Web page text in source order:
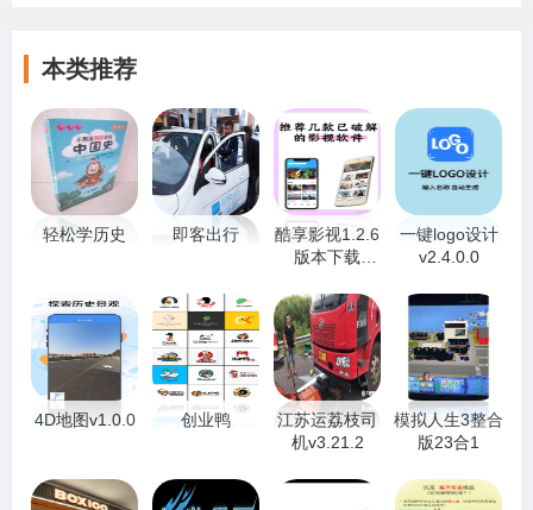
本类推荐
轻松学历史 即客出行
酷享影视1.2.6
版本下载
一键logo设计
v2.4.0.0
4D地图v1.0.0 创业鸭
江苏运荔枝司
机v3.21.2
模拟人生3整合
版23合1